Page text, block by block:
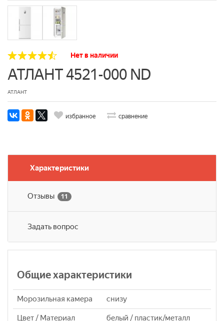
Нет в наличии
АТЛАНТ 4521-000 ND
АТЛАНТ
избранное сравнение
Характеристики
Отзывы 11
Задать вопрос
Общие характеристики
Морозильная камера снизу
Цвет / Материал
белый / пластик/металл